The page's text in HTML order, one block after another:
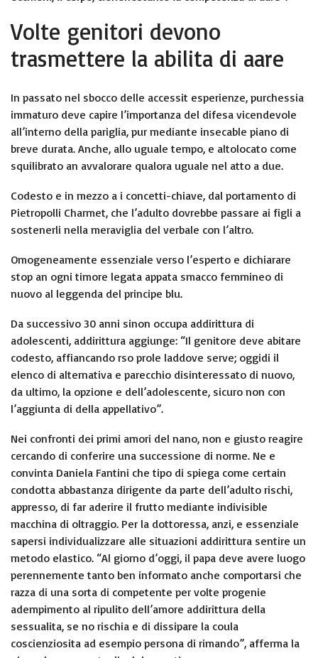
Volte genitori devono
trasmettere la abilita di aare
In passato nel sbocco delle accessit esperienze, purchessia
immaturo deve capire l’importanza del difesa vicendevole
all’interno della pariglia, pur mediante insecable piano di
breve durata. Anche, allo uguale tempo, e altolocato come
squilibrato an avvalorare qualora uguale nel atto a due.
Codesto e in mezzo a i concetti-chiave, dal portamento di
Pietropolli Charmet, che l’adulto dovrebbe passare ai figli a
sostenerli nella meraviglia del verbale con l’altro.
Omogeneamente essenziale verso l’esperto e dichiarare
stop an ogni timore legata appata smacco femmineo di
nuovo al leggenda del principe blu.
Da successivo 30 anni sinon occupa addirittura di
adolescenti, addirittura aggiunge: “Il genitore deve abitare
codesto, affiancando rso prole laddove serve; oggidi il
elenco di alternativa e parecchio disinteressato di nuovo,
da ultimo, la opzione e dell’adolescente, sicuro non con
l’aggiunta di della appellativo”.
Nei confronti dei primi amori del nano, non e giusto reagire
cercando di conferire una successione di norme. Ne e
convinta Daniela Fantini che tipo di spiega come certain
condotta abbastanza dirigente da parte dell’adulto rischi,
appresso, di far aderire il frutto mediante indivisible
macchina di oltraggio. Per la dottoressa, anzi, e essenziale
sapersi individualizzare alle situazioni addirittura sentire un
metodo elastico. “Al giorno d’oggi, il papa deve avere luogo
perennemente tanto ben informato anche comportarsi che
razza di una sorta di competente per volte progenie
adempimento al ripulito dell’amore addirittura della
sessualita, se no rischia e di dissipare la coula
coscienziosita ad esempio persona di rimando”, afferma la